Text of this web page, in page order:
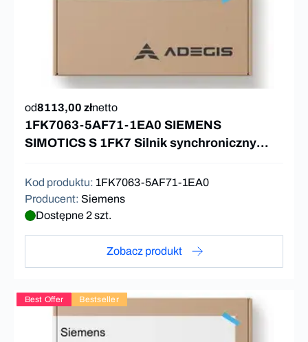
od8113,00 złnetto
1FK7063-5AF71-1EA0 SIEMENS
SIMOTICS S 1FK7 Silnik synchroniczny
Kod produktu: 1FK7063-5AF71-1EA0
Producent: Siemens
Dostępne 2 szt.
Zobacz produkt
Best Offer Bestseller